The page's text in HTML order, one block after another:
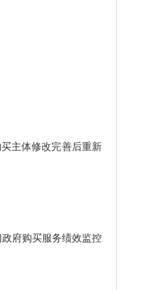
主体修改完善后重新
府购买服务绩效监控